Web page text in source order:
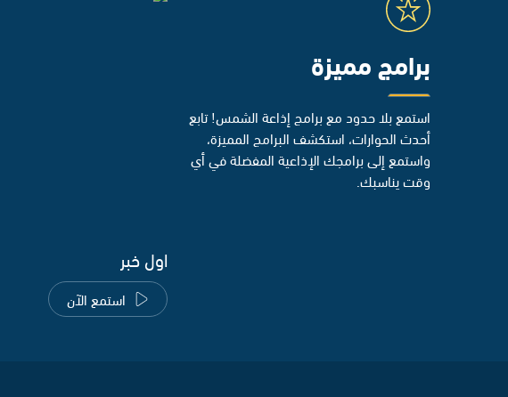
برامج مميزة
استمع بلا حدود مع برامج إذاعة الشمس! تابع
أحدث الحوارات، استكشف البرامج المميزة،
واستمع إلى برامجك الإذاعية المفضلة في أي
وقت يناسبك.
اول خبر
استمع الآن